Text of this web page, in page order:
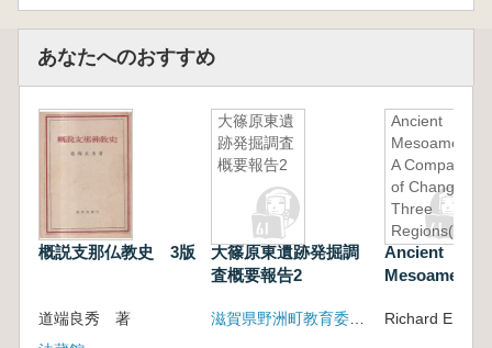
あなたへのおすすめ
概説支那仏教史 3版
道端良秀 著
大篠原東遺
跡発掘調査
概要報告2
大篠原東遺跡発掘調
査概要報告2
Ancient
Mesoamerica:
A Comparison
of Change in
Three
Regions(古代
メソアメリカ:
3地域におけ
Ancient
Change in